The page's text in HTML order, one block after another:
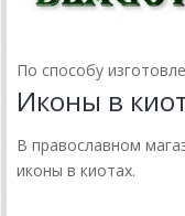
По способу
Иконы в
В православном
иконы в киотах.